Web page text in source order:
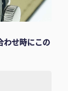
わせ時にこの